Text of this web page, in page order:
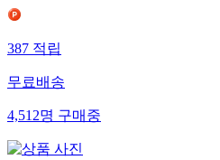
387적립
무료배송
4,512명구매중